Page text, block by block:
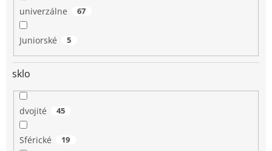
univerzálne 67
Juniorské 5
sklo
dvojité 45
Sférické 19